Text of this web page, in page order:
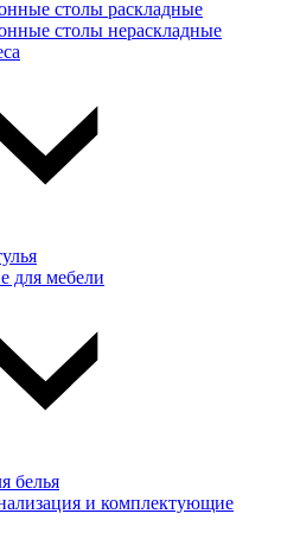
столы раскладные
столы нераскладные
для мебели
белья
и комплектующие